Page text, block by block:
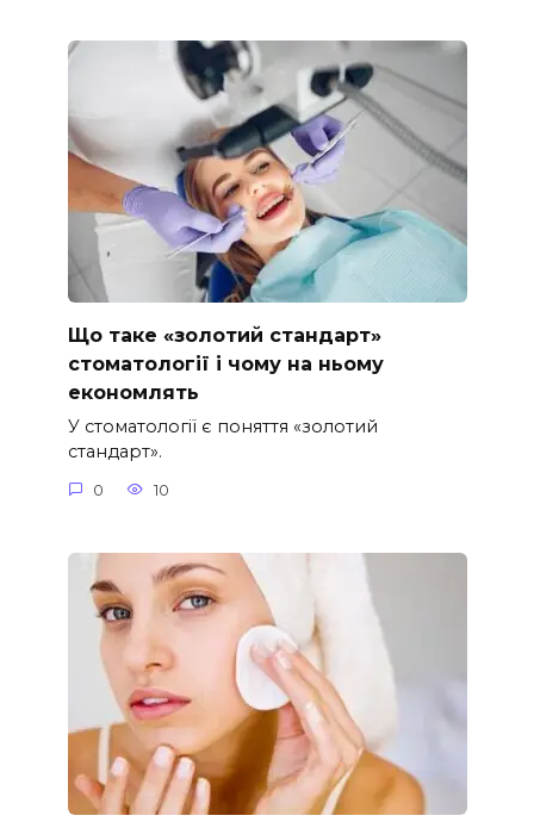
Що таке «золотий стандарт»
стоматології і чому на ньому
економлять
У стоматології є поняття «золотий
стандарт».
0 10